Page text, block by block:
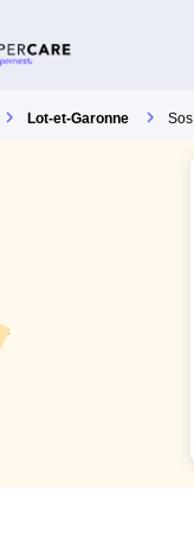
Lot-et-Garonne Sos